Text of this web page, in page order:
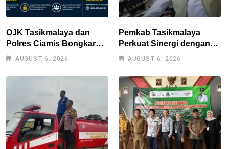
OJK Tasikmalaya dan
Polres Ciamis Bongkar
Modus Penipuan Titip
Korban Tembus Rp500
AUGUST 6, 2026
Pemkab Tasikmalaya
Perkuat Sinergi dengan
Industri Lokal, Wabup
Zeintin
AUGUST 6, 2026